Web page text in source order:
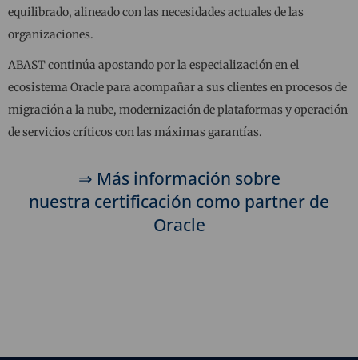
equilibrado, alineado con las necesidades actuales de las
organizaciones.
ABAST continúa apostando por la especialización en el
ecosistema Oracle para acompañar a sus clientes en procesos de
migración a la nube, modernización de plataformas y operación
de servicios críticos con las máximas garantías.
⇒ Más información sobre
nuestra certificación como partner de
Oracle